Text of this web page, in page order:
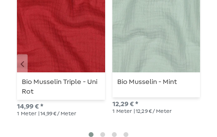
Bio Musselin Triple - Uni
Rot
14,99 € *
1 Meter | 14,99 € / Meter
Bio Musselin - Mint
12,29 € *
1 Meter | 12,29 € / Meter